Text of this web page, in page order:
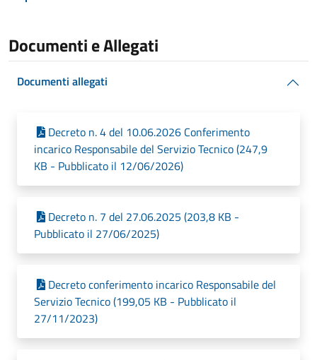
Documenti e Allegati
Documenti allegati
Decreto n. 4 del 10.06.2026 Conferimento
incarico Responsabile del Servizio Tecnico (247,9
KB - Pubblicato il 12/06/2026)
Decreto n. 7 del 27.06.2025 (203,8 KB -
Pubblicato il 27/06/2025)
Decreto conferimento incarico Responsabile del
Servizio Tecnico (199,05 KB - Pubblicato il
27/11/2023)